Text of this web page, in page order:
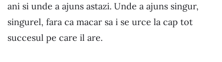
ani si unde a ajuns astazi. Unde a ajuns singur,
singurel, fara ca macar sa i se urce la cap tot
succesul pe care il are.